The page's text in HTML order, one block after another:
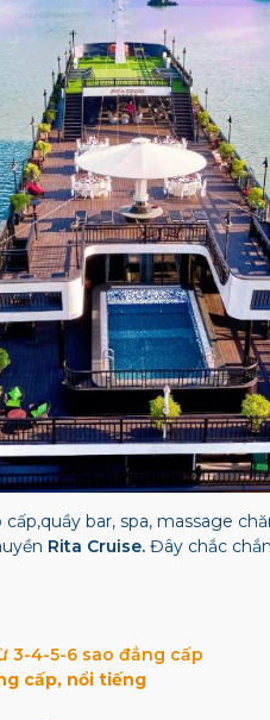
bar, spa, massage
Rita Cruise. Đây chắc
3-4-5-6 sao đẳng cấp
cấp, nổi tiếng